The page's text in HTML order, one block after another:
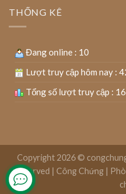
THỐNG KÊ
Đang online : 10
Lượt truy cập hôm nay :
Tổng số lượt truy cập :
Copyright 2026 ©
Reserved | Công Chứng |